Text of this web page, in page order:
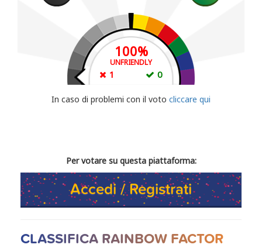
100%
UNFRIENDLY
1 0
CONDIVIDI IL TUO VOTO
In caso di problemi con il voto cliccare qui
Per votare su questa piattaforma:
Accedi / Registrati
CLASSIFICA RAINBOW FACTOR